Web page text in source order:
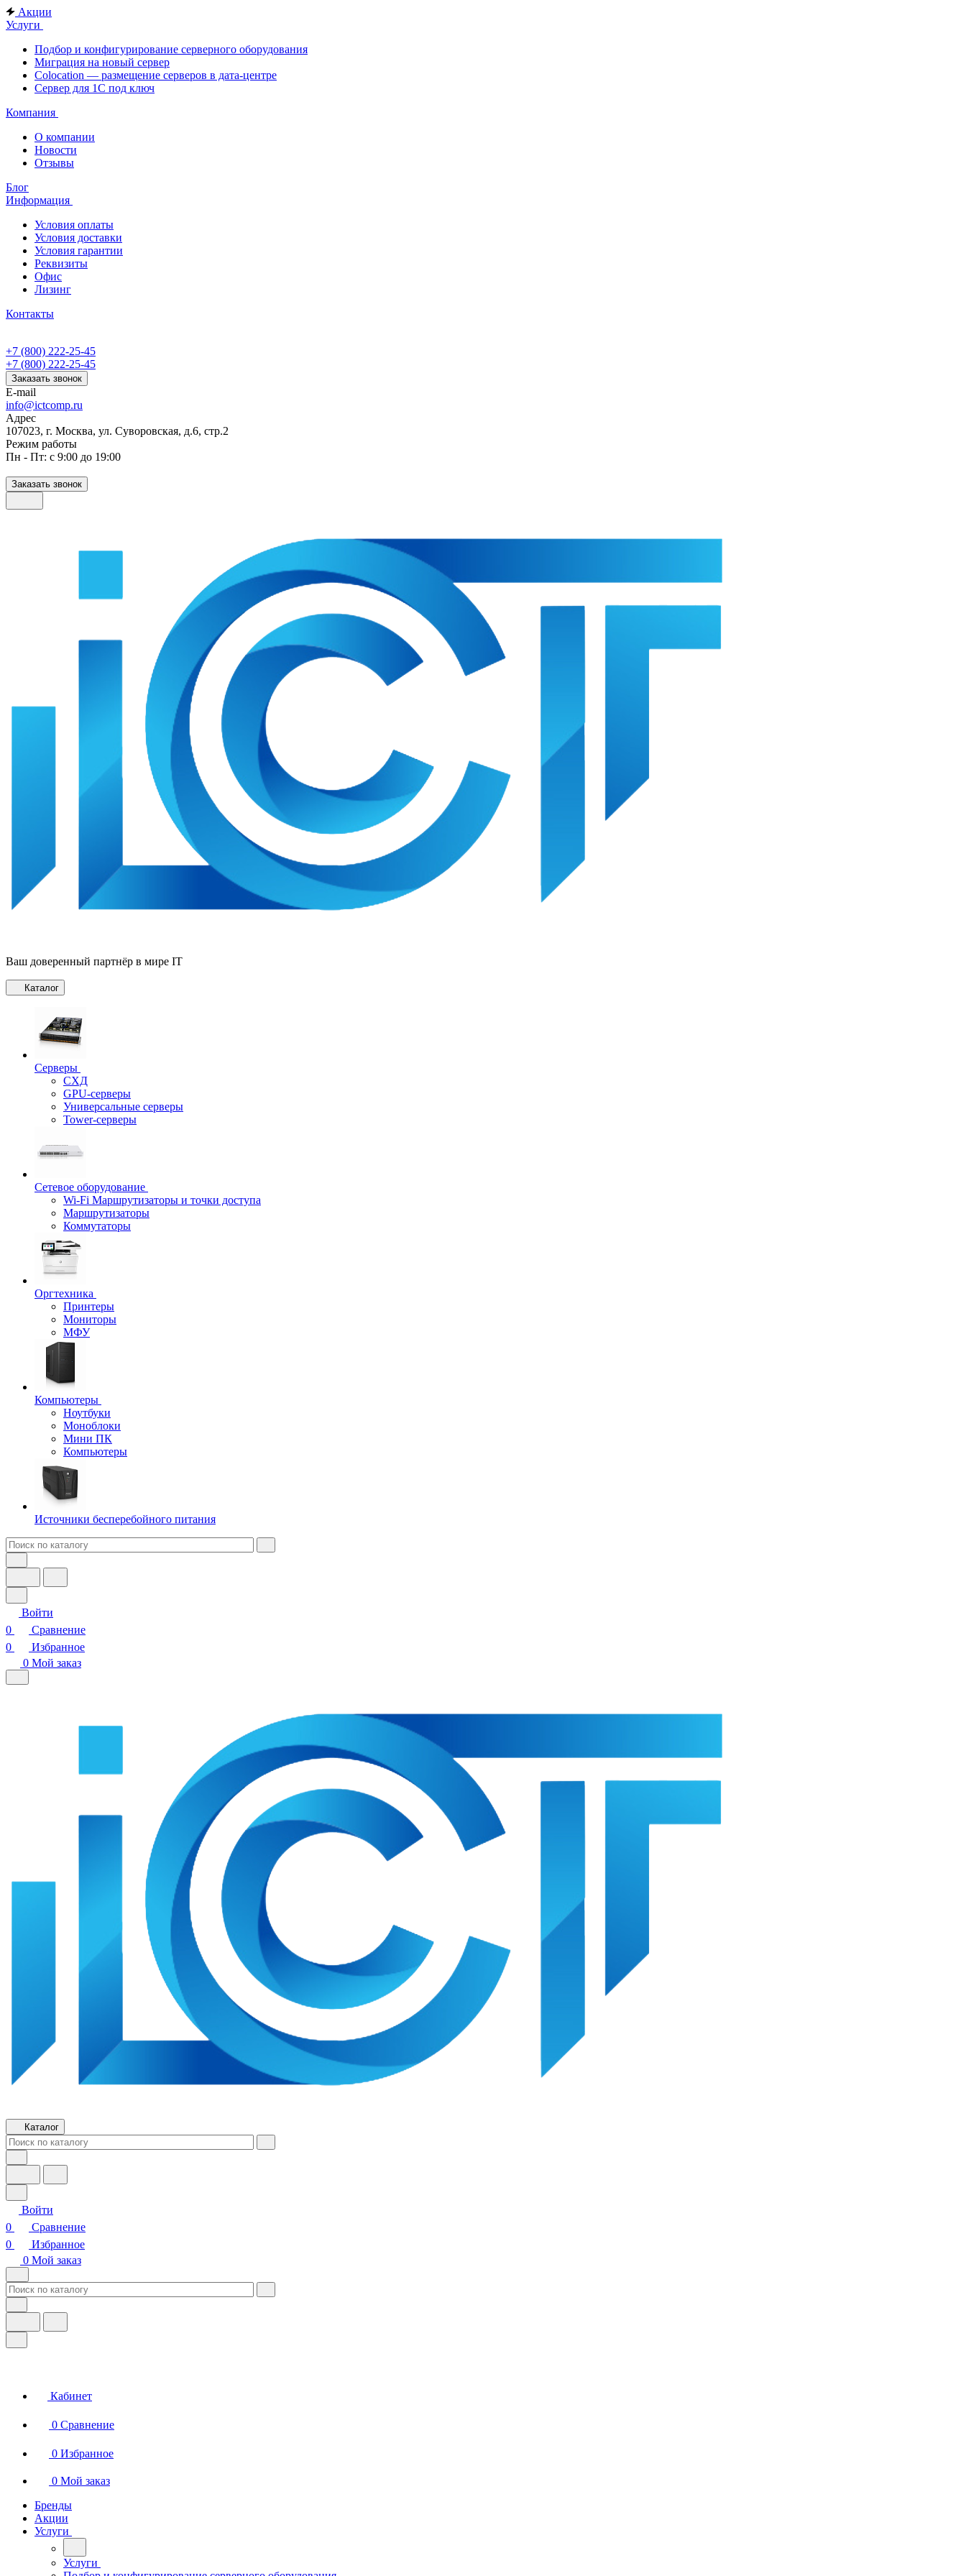
Акции
Услуги
Подбор и конфигурирование серверного оборудования
Миграция на новый сервер
Colocation — размещение серверов в дата-центре
Сервер для 1С под ключ
Компания
О компании
Новости
Отзывы
Блог
Информация
Условия оплаты
Условия доставки
Условия гарантии
Реквизиты
Офис
Лизинг
Контакты
+7 (800) 222-25-45
+7 (800) 222-25-45
Заказать звонок
E-mail
info@ictcomp.ru
Адрес
107023, г. Москва, ул. Суворовская, д.6, стр.2
Режим работы
Пн - Пт: с 9:00 до 19:00
Заказать звонок
Ваш доверенный партнёр в мире IT
Каталог
Серверы
СХД
GPU-серверы
Универсальные серверы
Tower-серверы
Сетевое оборудование
Wi-Fi Маршрутизаторы и точки доступа
Маршрутизаторы
Коммутаторы
Оргтехника
Принтеры
Мониторы
МФУ
Компьютеры
Ноутбуки
Моноблоки
Мини ПК
Компьютеры
Источники бесперебойного питания
Войти
0
Сравнение
0
Избранное
0 Мой заказ
Каталог
Войти
0
Сравнение
0
Избранное
0 Мой заказ
Кабинет
0 Сравнение
0 Избранное
0 Мой заказ
Бренды
Акции
Услуги
Услуги